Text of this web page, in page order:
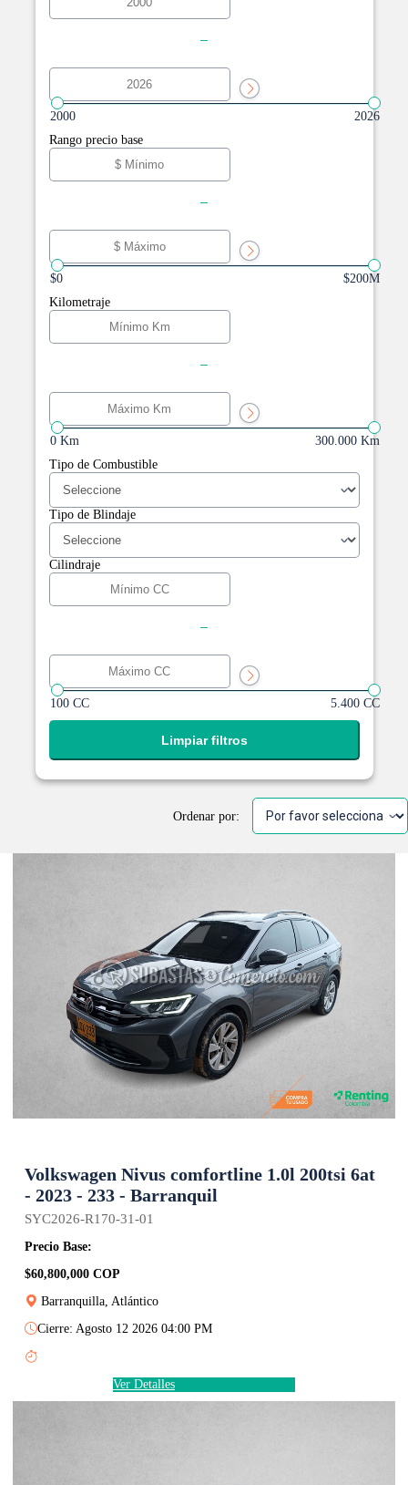
-
2000
2026
Rango precio base
-
$0
$200M
Kilometraje
-
0 Km
300.000 Km
Tipo de Combustible
Tipo de Blindaje
Cilindraje
-
100 CC 5.400 CC
Limpiar filtros
Ordenar por:
Volkswagen Nivus comfortline 1.0l 200tsi 6at
- 2023 - 233 - Barranquil
SYC2026-R170-31-01
Precio Base:
$60,800,000 COP
Barranquilla, Atlántico
Cierre: Agosto 12 2026 04:00 PM
Ver Detalles